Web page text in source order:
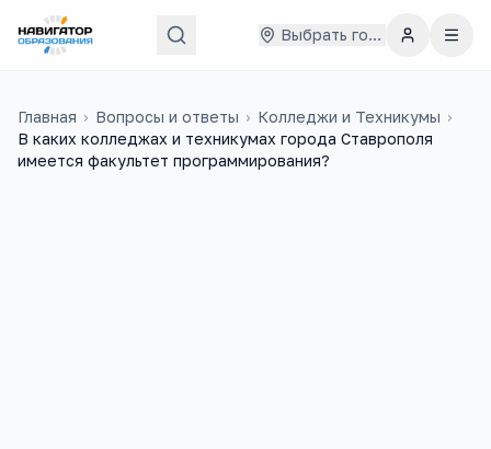
Выбрать город
Главная › Вопросы и ответы › Колледжи и Техникумы ›
В каких колледжах и техникумах города Ставрополя
имеется факультет программирования?